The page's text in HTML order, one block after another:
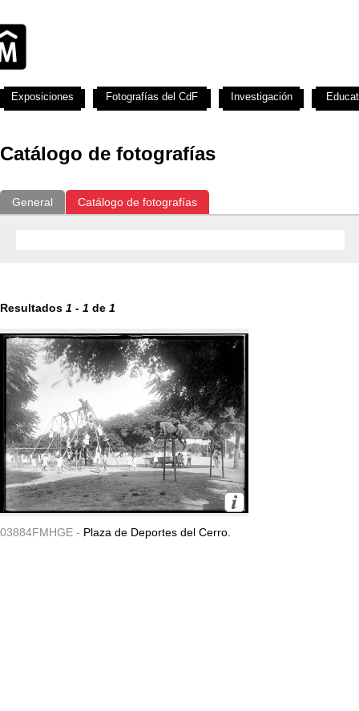
Catálogo de fotografías
General Catálogo de fotografías
Resultados 1 - 1 de 1
03884FMHGE - Plaza de Deportes del Cerro.
Exposiciones Fotografías del CdF Investigación